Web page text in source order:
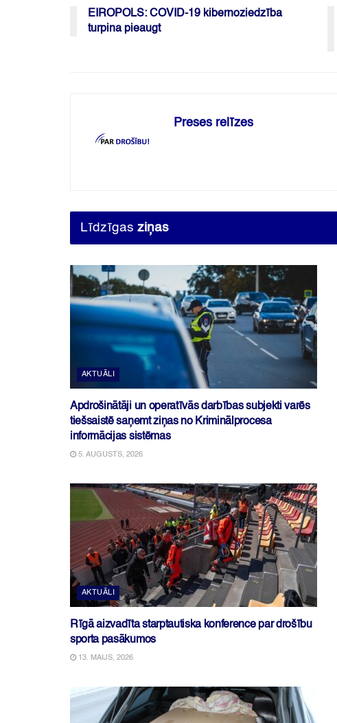
EIROPOLS: COVID-19 kibernoziedzība
turpina pieaugt
Preses relīzes
Līdzīgas ziņas
AKTUĀLI
Apdrošinātāji un operatīvās darbības subjekti varēs
tiešsaistē saņemt ziņas no Kriminālprocesa
informācijas sistēmas
5. AUGUSTS, 2026
AKTUĀLI
Rīgā aizvadīta starptautiska konference par drošību
sporta pasākumos
13. MAIJS, 2026